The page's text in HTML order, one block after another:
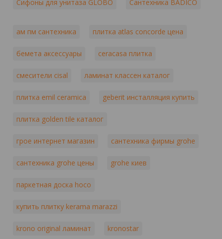
Сифоны для унитаза GLOBO Сантехника BADICO
ам пм сантехника плитка atlas concorde цена
бемета аксессуары ceracasa плитка
смесители cisal ламинат классен каталог
плитка emil ceramica geberit инсталляция купить
плитка golden tile каталог
грое интернет магазин сантехника фирмы grohe
сантехника grohe цены grohe киев
паркетная доска hoco
купить плитку kerama marazzi
krono original ламинат kronostar